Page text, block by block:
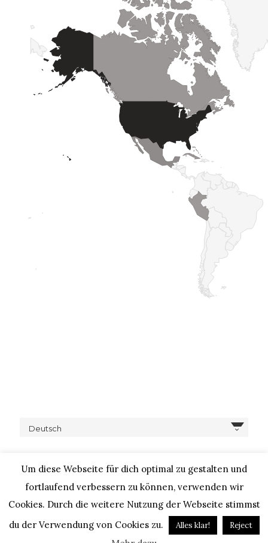
Deutsch
COPYRIGHT © 2020 – IHEARTALICE.COM / TRAVEL,
LIFESTYLE, FOOD & FASHIONBLOG BY ALICE M. HUYNH / ALL
RIGHTS RESERVED / DESIGN BY BLOGGER-BERATUNG
Um diese Webseite für dich optimal zu gestalten und
fortlaufend verbessern zu können, verwenden wir
Cookies. Durch die weitere Nutzung der Webseite stimmst
du der Verwendung von Cookies zu.
Alles klar! Reject